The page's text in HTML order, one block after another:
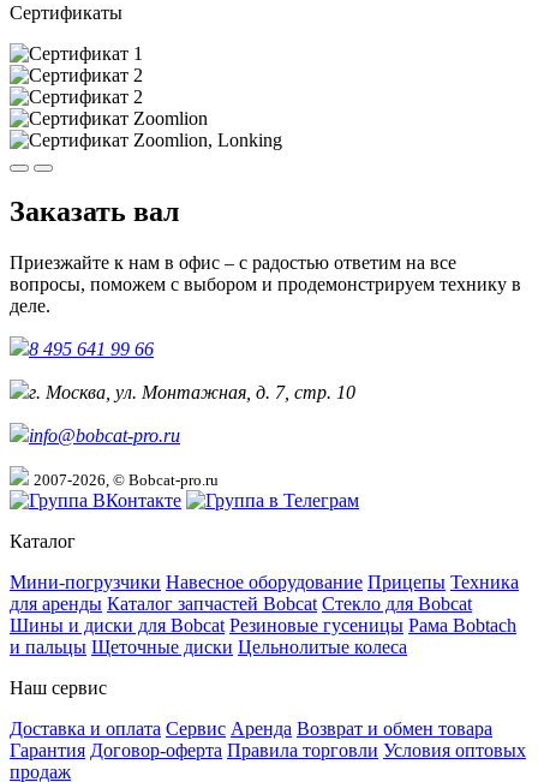
Сертификаты
Заказать вал
Приезжайте к нам в офис – с радостью ответим на все
вопросы, поможем с выбором и продемонстрируем технику в
деле.
8 495 641 99 66
г. Москва, ул. Монтажная, д. 7, стр. 10
info@bobcat-pro.ru
2007-2026, © Bobcat-pro.ru
Каталог
Мини-погрузчики Навесное оборудование Прицепы Техника
для аренды Каталог запчастей Bobcat Стекло для Bobcat
Шины и диски для Bobcat Резиновые гусеницы Рама Bobtach
и пальцы Щеточные диски Цельнолитые колеса
Наш сервис
Доставка и оплата Сервис Аренда Возврат и обмен товара
Гарантия Договор-оферта Правила торговли Условия оптовых
продаж